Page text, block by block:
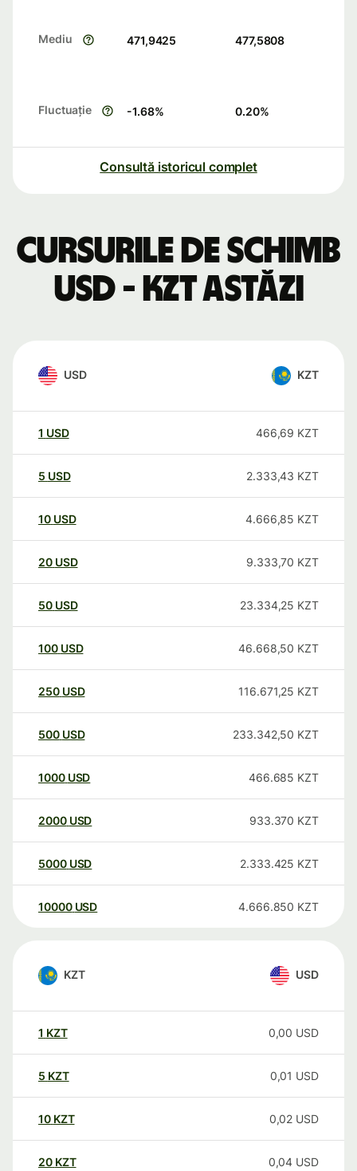
Mediu 471,9425 477,5808
Fluctuație -1.68% 0.20%
Consultă istoricul complet
Cursurile de schimb
USD - KZT astăzi
USD KZT
1 USD 466,69 KZT
5 USD 2.333,43 KZT
10 USD 4.666,85 KZT
20 USD 9.333,70 KZT
50 USD 23.334,25 KZT
100 USD 46.668,50 KZT
250 USD 116.671,25 KZT
500 USD 233.342,50 KZT
1000 USD 466.685 KZT
2000 USD 933.370 KZT
5000 USD 2.333.425 KZT
10000 USD 4.666.850 KZT
KZT USD
1 KZT 0,00 USD
5 KZT 0,01 USD
10 KZT 0,02 USD
20 KZT 0,04 USD